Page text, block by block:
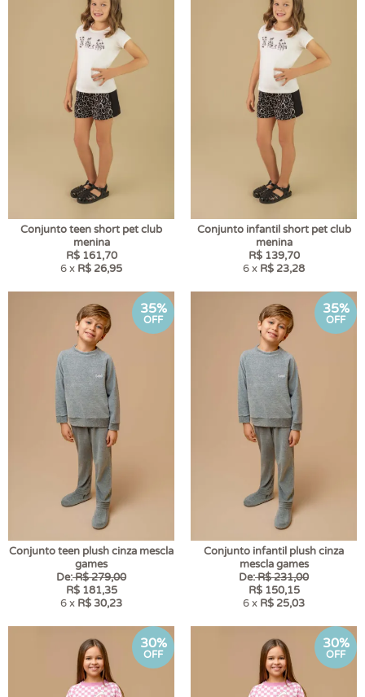
Conjunto teen short pet club
menina
R$ 161,70
6 x R$ 26,95
Conjunto infantil short pet club
menina
R$ 139,70
6 x R$ 23,28
35%
OFF
Conjunto teen plush cinza mescla
games
De:R$ 279,00
R$ 181,35
6 x R$ 30,23
35%
OFF
Conjunto infantil plush cinza
mescla games
De:R$ 231,00
R$ 150,15
6 x R$ 25,03
30%
OFF
30%
OFF